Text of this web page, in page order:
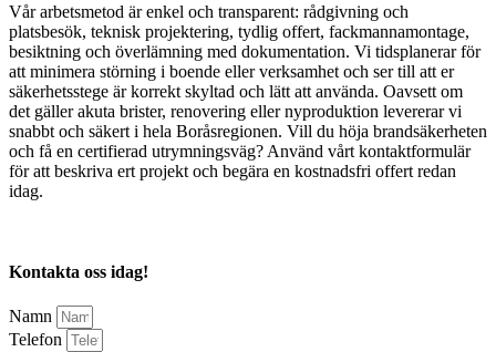
Vår arbetsmetod är enkel och transparent: rådgivning och
platsbesök, teknisk projektering, tydlig offert, fackmannamontage,
besiktning och överlämning med dokumentation. Vi tidsplanerar för
att minimera störning i boende eller verksamhet och ser till att er
säkerhetsstege är korrekt skyltad och lätt att använda. Oavsett om
det gäller akuta brister, renovering eller nyproduktion levererar vi
snabbt och säkert i hela Boråsregionen. Vill du höja brandsäkerheten
och få en certifierad utrymningsväg? Använd vårt kontaktformulär
för att beskriva ert projekt och begära en kostnadsfri offert redan
idag.
Kontakta oss idag!
Namn
Telefon